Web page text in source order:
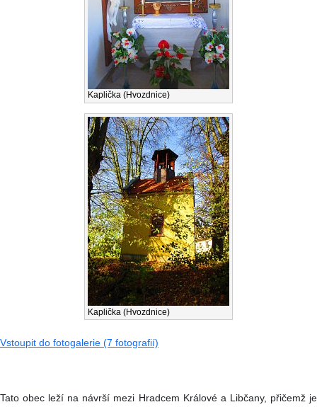
Kaplička (Hvozdnice)
Kaplička (Hvozdnice)
Vstoupit do fotogalerie (7 fotografií)
Tato obec leží na návrší mezi Hradcem Králové a Libčany, přičemž je